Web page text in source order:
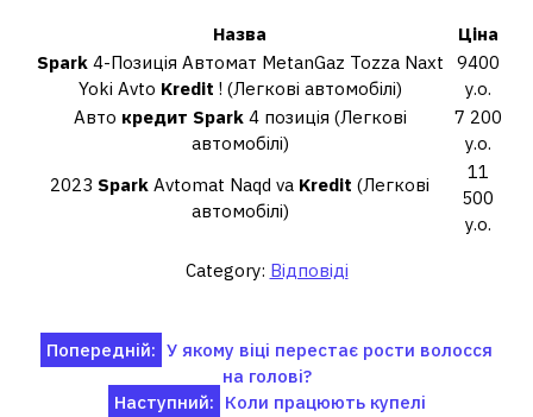
Назва
Ціна
Spark4-Позиція Автомат MetanGaz Tozza Naxt
Yoki Avto Kredit ! (Легкові автомобілі)
9400
у.о.
Авто кредит Spark4 позиція (Легкові
автомобілі)
7 200
у.о.
2023 Spark Avtomat Naqd va Kredit (Легкові
автомобілі)
11
500
у.о.
Category: Відповіді
Навігація
записів
Попередній: У якому віці перестає рости волосся
на голові?
Наступний: Коли працюють купелі